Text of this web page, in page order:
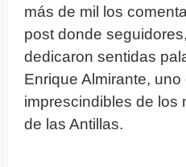
más de mil los
post donde
dedicaron sentidas
Enrique Almirante,
imprescindibles de los
de las Antillas.